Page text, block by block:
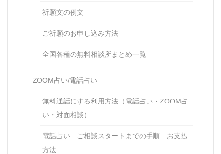
祈願文の例文
ご祈願のお申し込み方法
全国各種の無料相談所まとめ一覧
ZOOM占い/電話占い
無料通話にする利用方法（電話占い・ZOOM占
い・対面相談）
電話占い ご相談スタートまでの手順 お支払
方法